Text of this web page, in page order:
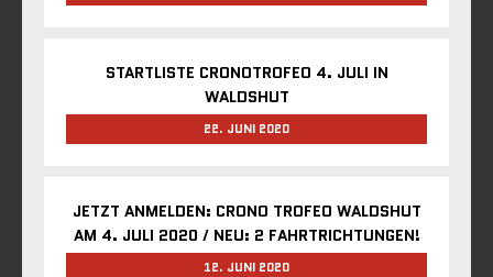
STARTLISTE CRONOTROFEO 4. JULI IN
WALDSHUT
22. JUNI 2020
JETZT ANMELDEN: CRONO TROFEO WALDSHUT
AM 4. JULI 2020 / NEU: 2 FAHRTRICHTUNGEN!
12. JUNI 2020